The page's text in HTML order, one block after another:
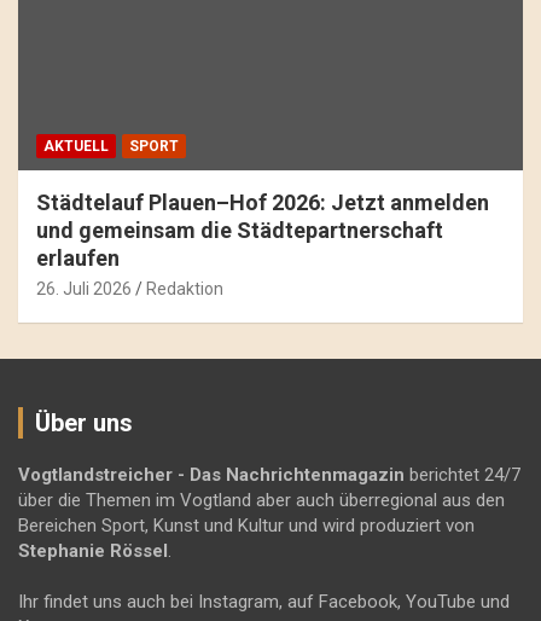
AKTUELL SPORT
Städtelauf Plauen–Hof 2026: Jetzt anmelden
und gemeinsam die Städtepartnerschaft
erlaufen
26. Juli 2026 Redaktion
Über uns
Vogtlandstreicher - Das Nachrichtenmagazin berichtet 24/7
über die Themen im Vogtland aber auch überregional aus den
Bereichen Sport, Kunst und Kultur und wird produziert von
Stephanie Rössel .
Ihr findet uns auch bei Instagram, auf Facebook, YouTube und